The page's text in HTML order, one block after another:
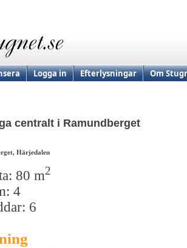
Logga in Efterlysningar Om
centralt i Ramundberget
Härjedalen
80 m2
4
6